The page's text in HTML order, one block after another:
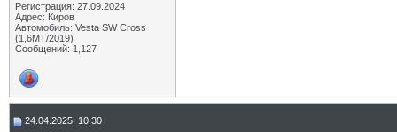
Регистрация: 27.09.2024
Адрес: Киров
Автомобиль: Vesta SW Cross
(1,6МТ/2019)
Сообщений: 1,127
24.04.2025, 10:30